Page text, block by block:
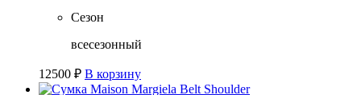
Сезон
всесезонный
12500 ₽ В корзину